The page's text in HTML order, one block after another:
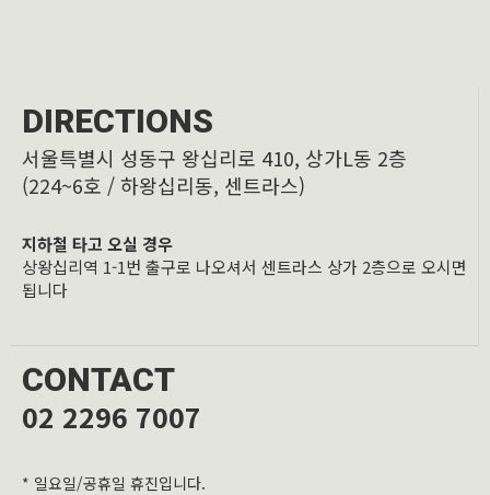
DIRECTIONS
서울특별시 성동구 왕십리로 410, 상가L동 2층
(224~6호 / 하왕십리동, 센트라스)
지하철 타고 오실 경우
상왕십리역 1-1번 출구로 나오셔서 센트라스 상가 2층으로 오시면
됩니다
CONTACT
02 2296 7007
* 일요일/공휴일 휴진입니다.